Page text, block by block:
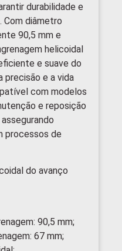
durabilidade e
Com diâmetro
90,5 mm e
helicoidal
e suave do
precisão e a vida
com modelos
e reposição
processos de
do avanço
90,5 mm;
67 mm;